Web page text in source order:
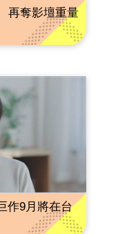
再奪影壇重量
作9月將在台